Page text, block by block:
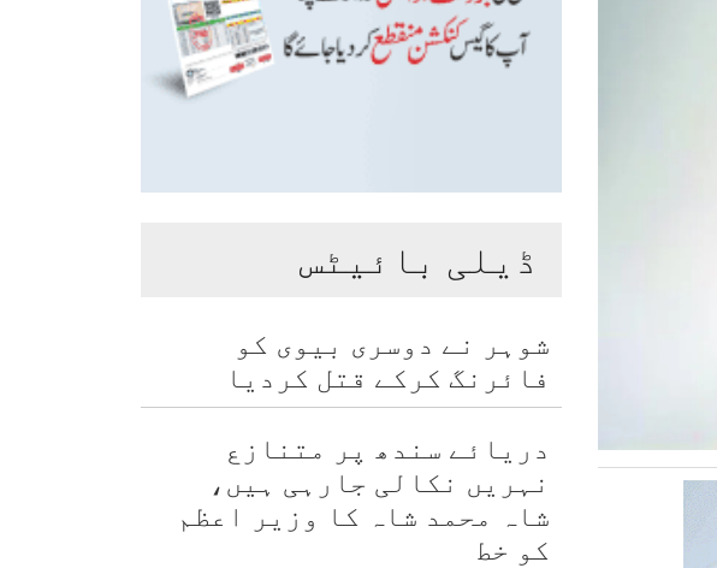
ڈیلی بائیٹس
شوہر نے دوسری بیوی کو
فائرنگ کرکے قتل کردیا
دریائے سندھ پر متنازع
نہریں نکالی جارہی ہیں،
شاہ محمد شاہ کا وزیر اعظم
کو خط